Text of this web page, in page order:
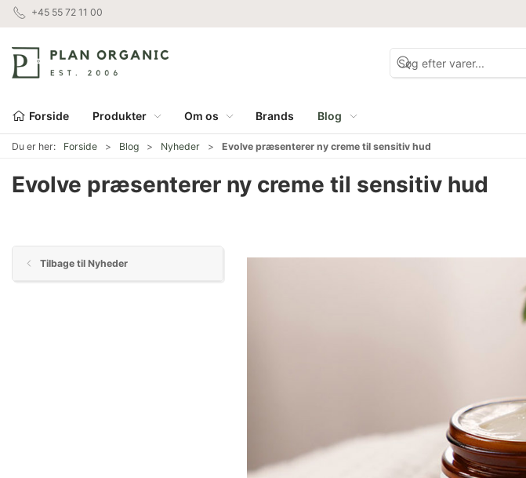
+45 55 72 11 00
Forside Produkter Om os Brands Blog
Du er her: Forside Blog Nyheder Evolve præsenterer ny creme til sensitiv hud
Evolve præsenterer ny creme til sensitiv hud
Tilbage til Nyheder